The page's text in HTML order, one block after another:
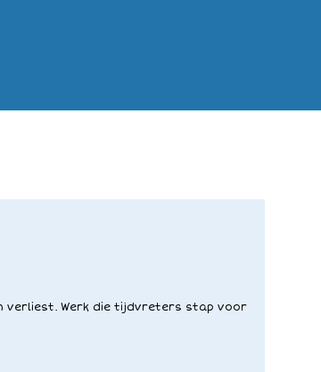
verliest. Werk die tijdvreters stap voor